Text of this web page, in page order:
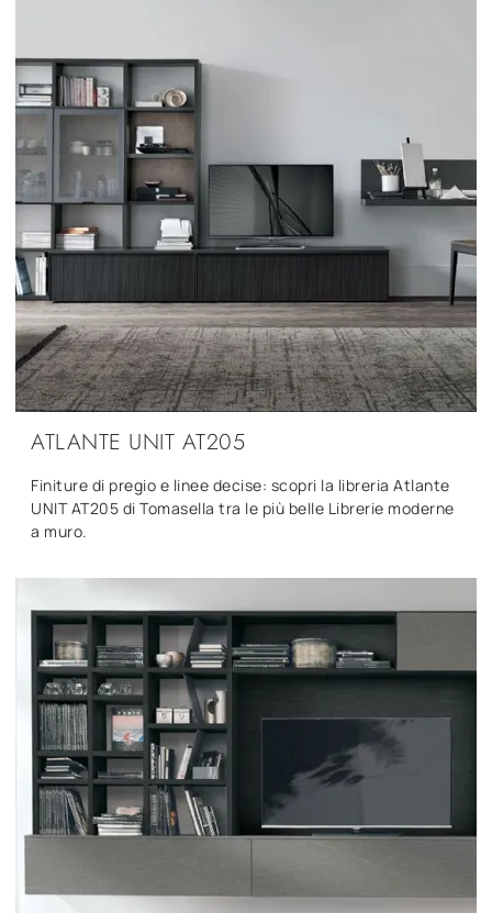
ATLANTE UNIT AT205
Finiture di pregio e linee decise: scopri la libreria Atlante
UNIT AT205 di Tomasella tra le più belle Librerie moderne
a muro.